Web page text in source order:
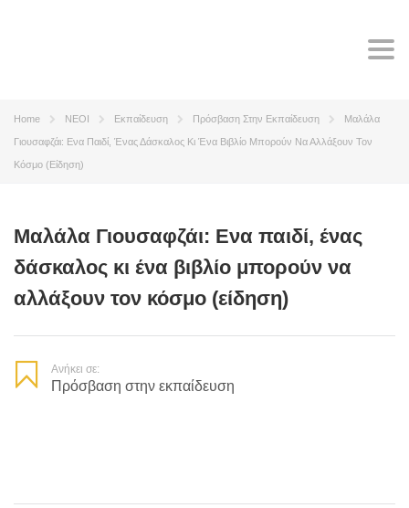
Home ΝΕΟΙ Εκπαίδευση Πρόσβαση Στην Εκπαίδευση Μαλάλα
Γιουσαφζάι: Ενα Παιδί, Ένας Δάσκαλος Κι Ένα Βιβλίο Μπορούν Να Αλλάξουν Τον
Κόσμο (είδηση)
Μαλάλα Γιουσαφζάι: Ενα παιδί, ένας
δάσκαλος κι ένα βιβλίο μπορούν να
αλλάξουν τον κόσμο (είδηση)
Ανήκει σε:
Πρόσβαση στην εκπαίδευση